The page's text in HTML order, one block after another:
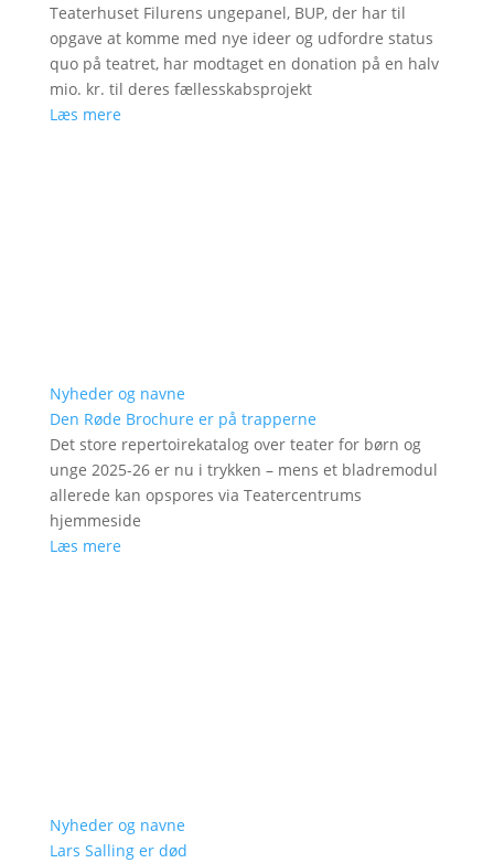
Teaterhuset Filurens ungepanel, BUP, der har til
opgave at komme med nye ideer og udfordre status
quo på teatret, har modtaget en donation på en halv
mio. kr. til deres fællesskabsprojekt
Læs mere
Nyheder og navne
Den Røde Brochure er på trapperne
Det store repertoirekatalog over teater for børn og
unge 2025-26 er nu i trykken – mens et bladremodul
allerede kan opspores via Teatercentrums
hjemmeside
Læs mere
Nyheder og navne
Lars Salling er død